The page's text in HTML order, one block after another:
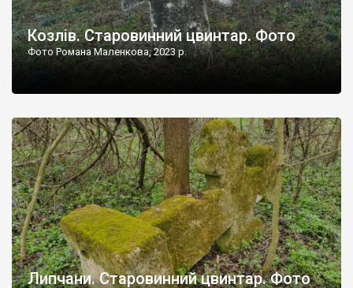
Козлів. Старовинний цвинтар. Фото
Фото Романа Маленкова, 2023 р.
Липчани. Старовинний цвинтар. Фото